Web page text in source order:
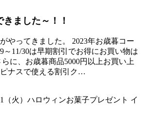
ました～！！
やってきました。 2023年お歳暮コー
～11/30は早期割引でお得にお買い物は
に、お歳暮商品5000円以上お買い上
ナスで使える割引ク…
イ